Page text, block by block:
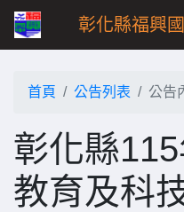
彰化縣福興
首頁 公告列表 公告
彰化縣
教育及科